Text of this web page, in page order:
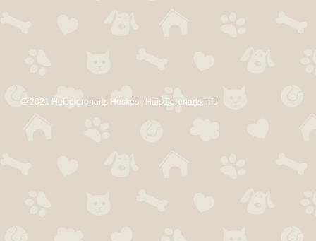
© 2021 Huisdierenarts Heskes | Huisdierenarts.info